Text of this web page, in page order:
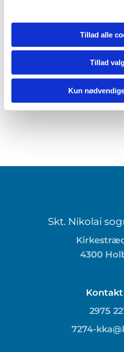
Tillad alle
Tillad
Kun
Skt. Nikolai
4300
Kontakt
2975
7274-